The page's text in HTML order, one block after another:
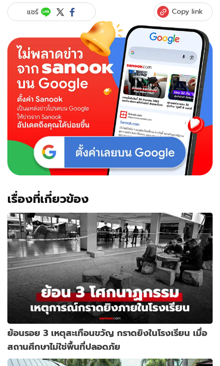
แชร์ Copy link
เรื่องที่เกี่ยวข้อง
ย้อนรอย 3 เหตุสะเทือนขวัญ กราดยิงในโรงเรียน เมื่อ
สถานศึกษาไม่ใช่พื้นที่ปลอดภัย